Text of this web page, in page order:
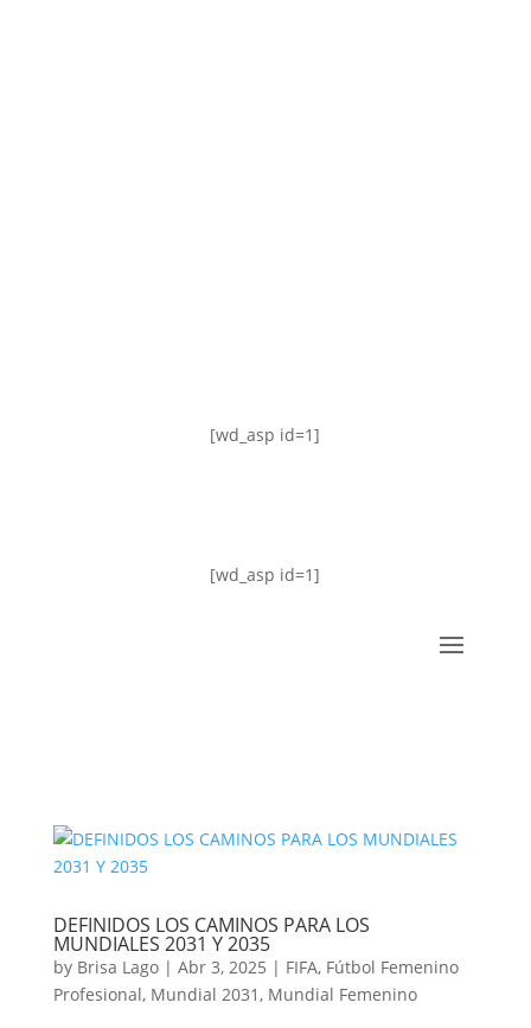
[wd_asp id=1]
[wd_asp id=1]
DEFINIDOS LOS CAMINOS PARA LOS
MUNDIALES 2031 Y 2035
by Brisa Lago| Abr 3, 2025 | FIFA, Fútbol Femenino
Profesional, Mundial 2031, Mundial Femenino